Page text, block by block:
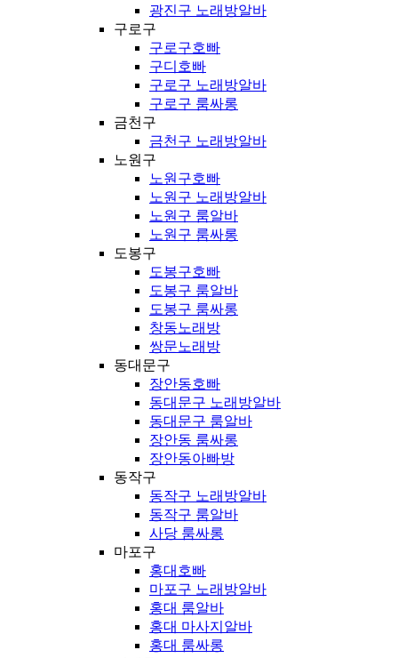
광진구 노래방알바
구로구
구로구호빠
구디호빠
구로구 노래방알바
구로구 룸싸롱
금천구
금천구 노래방알바
노원구
노원구호빠
노원구 노래방알바
노원구 룸알바
노원구 룸싸롱
도봉구
도봉구호빠
도봉구 룸알바
도봉구 룸싸롱
창동노래방
쌍문노래방
동대문구
장안동호빠
동대문구 노래방알바
동대문구 룸알바
장안동 룸싸롱
장안동아빠방
동작구
동작구 노래방알바
동작구 룸알바
사당 룸싸롱
마포구
홍대호빠
마포구 노래방알바
홍대 룸알바
홍대 마사지알바
홍대 룸싸롱